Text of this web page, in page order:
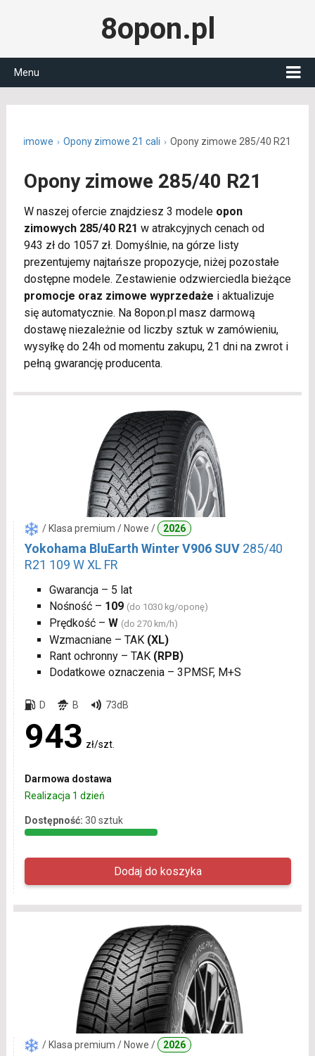
8opon.pl
Menu
zimowe Opony zimowe 21 cali Opony zimowe 285/40 R21
Opony zimowe 285/40 R21
W naszej ofercie znajdziesz 3 modele opon
zimowych 285/40 R21 w atrakcyjnych cenach od
943 zł do 1057 zł. Domyślnie, na górze listy
prezentujemy najtańsze propozycje, niżej pozostałe
dostępne modele. Zestawienie odzwierciedla bieżące
promocje oraz zimowe wyprzedaże i aktualizuje
się automatycznie. Na 8opon.pl masz darmową
dostawę niezależnie od liczby sztuk w zamówieniu,
wysyłkę do 24h od momentu zakupu, 21 dni na zwrot i
pełną gwarancję producenta.
/ Klasa premium / Nowe / 2026
Yokohama BluEarth Winter V906 SUV 285/40
R21 109 W XL FR
Gwarancja – 5 lat
Nośność – 109 (do 1030 kg/oponę)
Prędkość – W (do 270 km/h)
Wzmacniane – TAK (XL)
Rant ochronny – TAK (RPB)
Dodatkowe oznaczenia – 3PMSF, M+S
D B 73dB
943 zł/szt.
Darmowa dostawa
Realizacja 1 dzień
Dostępność: 30 sztuk
/ Klasa premium / Nowe / 2026